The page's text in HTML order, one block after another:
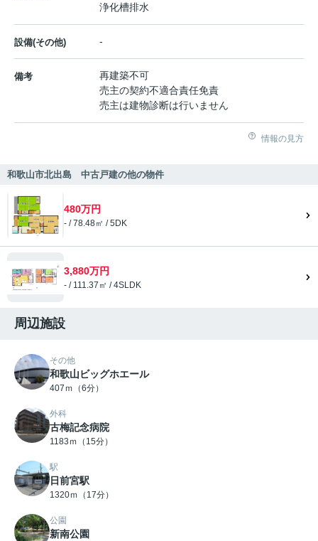
浄化槽排水
設備(その他) -
備考
再建築不可
売主の契約不適合責任免責
売主は建物診断は行いません
情報の見方
和歌山市北出島 中古戸建の他の物件
480万円
- / 78.48㎡ / 5DK
3,880万円
- / 111.37㎡ / 4SLDK
周辺施設
その他
和歌山ビッグホエール
407ｍ（6分）
外科
古梅記念病院
1183ｍ（15分）
駅
日前宮駅
1320ｍ（17分）
公園
新南公園